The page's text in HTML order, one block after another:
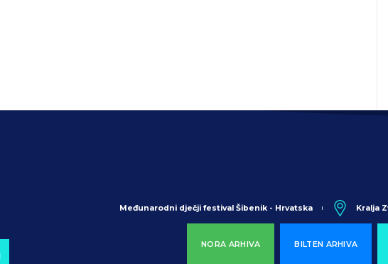
NORA ARHIVA BILTEN ARHIVA
Međunarodni dječji festival Šibenik - Hrvatska Kralja